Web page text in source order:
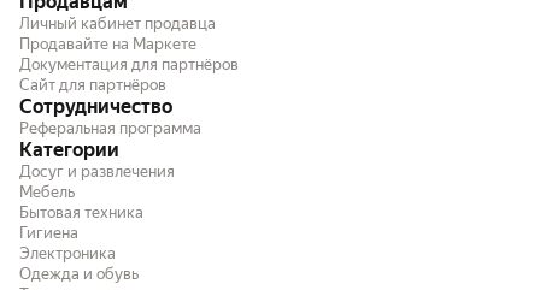
Личный кабинет продавца
Продавайте на Маркете
Документация для партнёров
Сайт для партнёров
Сотрудничество
Реферальная программа
Категории
Досуг и развлечения
Мебель
Бытовая техника
Гигиена
Электроника
Одежда и обувь